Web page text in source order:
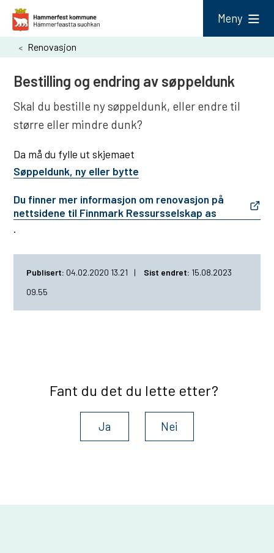
H
a
m
m
r
f
e
s
k
o
n
Meny
Du
her:
Renovasjon
Bestilling og endring av søppeldunk
Skal du bestille ny søppeldunk, eller endre til
større eller mindre dunk?
Da må du fylle ut skjemaet
Søppeldunk, ny eller bytte
Du finner mer informasjon om renovasjon på
nettsidene til Finnmark Ressursselskap as
.
Publisert 04.02.2020 13.21 Sist endret 15.08.2023
09.55
Fant du det du lette etter?
Ja Nei